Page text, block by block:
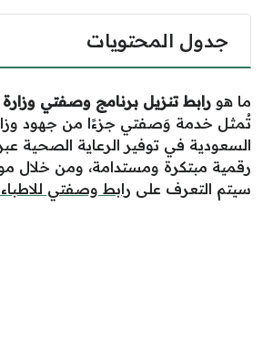
جدول المحتويات
ما هو رابط تنزيل برنامج وصفتي
تُمثل خدمة وَصفتي جزءًا من جهود
السعودية في توفير الرعاية الصحية
رقمية مبتكرة ومستدامة، ومن خلال
سيتم التعرف على رابط وصفتي